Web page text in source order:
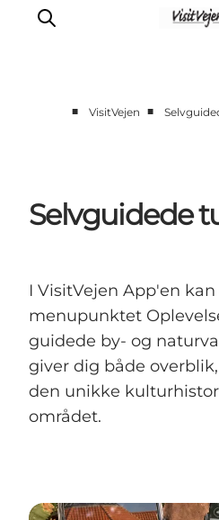
Natur
Se og oplev
Events
Udforsk
■ VisitVejen ■
Selvguidede
I VisitVejen App'en
menupunktet
guidede by- og
giver dig både
den unikke
området.